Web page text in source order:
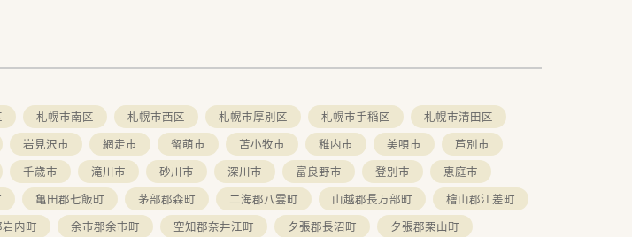
札幌市南区 札幌市西区 札幌市厚別区 札幌市手稲区
札幌市清田区
岩見沢市 網走市 留萌市 苫小牧市 稚内市 美唄市
芦別市
千歳市 滝川市 砂川市 深川市 富良野市 登別市
恵庭市
亀田郡七飯町 茅部郡森町 二海郡八雲町 山越郡長万部町
檜山郡江差町
内町 余市郡余市町 空知郡奈井江町 夕張郡長沼町
夕張郡栗山町